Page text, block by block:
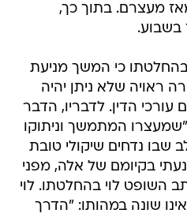
מעצרם. בתוך כך,
בשבוע.
כי המשך מניעת
ראויה שלא ניתן יהיה
הדין. לדבריו, הדבר
"שמעצרו המתמשך וניתוקו
שבו נדחים שיקולי טובת
בקיומם של אלה, מפני
השופט לוי בהחלטתו. לוי
אינו שונה במהותו: "הדרך